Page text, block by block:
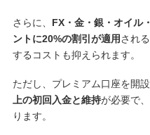
さらに、 FX・金・銀・オイル
ントに20%の割引が適用され
するコストも抑えられます。
ただし、プレミアム口座を開設
上の初回入金と維持が必要で
ります。